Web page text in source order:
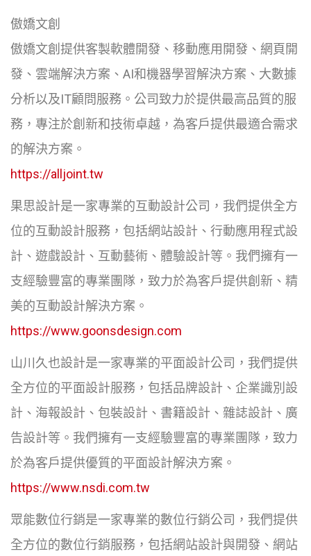
傲嬌文創
傲嬌文創提供客製軟體開發、移動應用開發、網頁開
發、雲端解決方案、AI和機器學習解決方案、大數據
分析以及IT顧問服務。公司致力於提供最高品質的服
務，專注於創新和技術卓越，為客戶提供最適合需求
的解決方案。
https://alljoint.tw
果思設計是一家專業的互動設計公司，我們提供全方
位的互動設計服務，包括網站設計、行動應用程式設
計、遊戲設計、互動藝術、體驗設計等。我們擁有一
支經驗豐富的專業團隊，致力於為客戶提供創新、精
美的互動設計解決方案。
https://www.goonsdesign.com
山川久也設計是一家專業的平面設計公司，我們提供
全方位的平面設計服務，包括品牌設計、企業識別設
計、海報設計、包裝設計、書籍設計、雜誌設計、廣
告設計等。我們擁有一支經驗豐富的專業團隊，致力
於為客戶提供優質的平面設計解決方案。
https://www.nsdi.com.tw
眾能數位行銷是一家專業的數位行銷公司，我們提供
全方位的數位行銷服務，包括網站設計與開發、網站